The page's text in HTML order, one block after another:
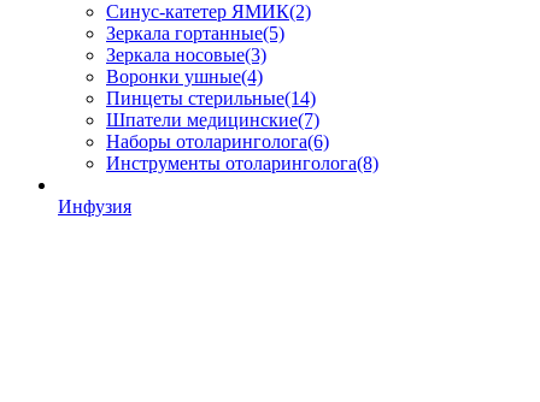
Синус-катетер ЯМИК(2)
Зеркала гортанные(5)
Зеркала носовые(3)
Воронки ушные(4)
Пинцеты стерильные(14)
Шпатели медицинские(7)
Наборы отоларинголога(6)
Инструменты отоларинголога(8)
Инфузия